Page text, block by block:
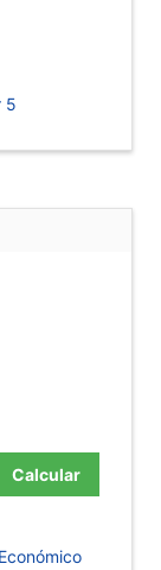
5
Calcular